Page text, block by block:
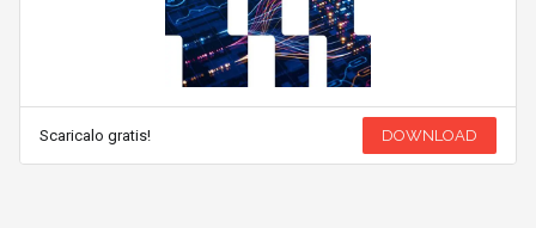
Scaricalo gratis! DOWNLOAD